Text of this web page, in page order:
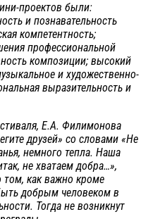
проектов были:
и познавательность
компетентность;
профессиональной
композиции; высокий
и художественно-
выразительность и
Е.А. Филимонова
друзей» со словами «Не
немного тепла. Наша
не хватаем добра…»,
том, как важно кроме
добрым человеком в
Тогда не возникнут